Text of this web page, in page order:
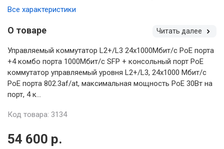
Все характеристики
О товаре Читать далее
Управляемый коммутатор L2+/L3 24x1000Мбит/с PoE порта
+4 комбо порта 1000Мбит/с SFP + консольный порт PoE
коммутатор управляемый уровня L2+/L3, 24x1000 Мбит/с
PoE порта 802.3af/at, максимальная мощность PoE 30Вт на
порт, 4 к...
Код товара: 3134
54 600 р.